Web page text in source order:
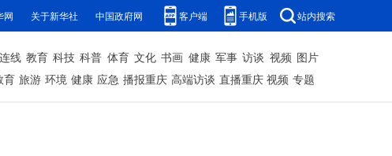
网 关于新华社 中国政府网 客户端 手机版 站内搜索
线 教育 科技 科普 体育 文化 书画 健康 军事 访谈 视频 图片
育 旅游 环境 健康 应急 播报重庆 高端访谈 直播重庆 视频 专题